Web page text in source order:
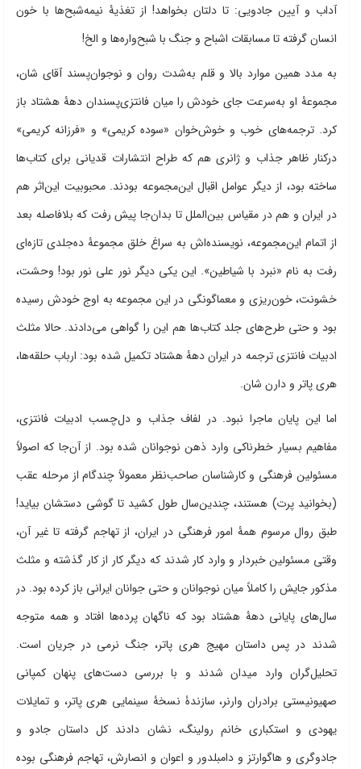
آداب و آیین جادویی: تا دلتان بخواهد! از تغذیۀ نیمه‌شبح‌ها با خون
انسان گرفته تا مسابقات اشباح و جنگ با شبح‌واره‌ها و الخ!
به مدد همین موارد بالا و قلم به‌شدت روان و نوجوان‌پسند آقای شان،
مجموعۀ او به‌سرعت جای خودش را میان فانتزی‌پسندان دهۀ هشتاد باز
کرد. ترجمه‌های خوب و خوش‌خوان «سوده کریمی» و «فرزانه کریمی»
درکنار ظاهر جذاب و ژانری هم که طراح انتشارات قدیانی برای کتاب‌ها
ساخته بود، از دیگر عوامل اقبال این‌مجموعه بودند. محبوبیت این‌اثر هم
در ایران و هم در مقیاس بین‌الملل تا بدان‌جا پیش رفت که بلافاصله بعد
از اتمام این‌مجموعه، نویسنده‌اش به سراغ خلق مجموعۀ ده‌جلدی تازه‌ای
رفت به نام «نبرد با شیاطین». این یکی دیگر نور علی نور بود! وحشت،
خشونت، خون‌ریزی و معماگونگی در این مجموعه به اوج خودش رسیده
بود و حتی طرح‌های جلد کتاب‌ها هم این را گواهی می‌دادند. حالا مثلث
ادبیات فانتزی ترجمه در ایران دهۀ هشتاد تکمیل شده بود: ارباب حلقه‌ها،
هری پاتر و دارن شان.
اما این پایان ماجرا نبود. در لفاف جذاب و دل‌چسب ادبیات فانتزی،
مفاهیم بسیار خطرناکی وارد ذهن نوجوانان شده بود. از آن‌جا که اصولاً
مسئولین فرهنگی و کارشناسان صاحب‌نظر معمولاً چندگام از مرحله عقب
(بخوانید پرت) هستند، چندین‌سال طول کشید تا گوشی دستشان بیاید!
طبق روال مرسوم همۀ امور فرهنگی در ایران، از تهاجم گرفته تا غیر آن،
وقتی مسئولین خبردار و وارد کار شدند که دیگر کار از کار گذشته و مثلث
مذکور جایش را کاملاً میان نوجوانان و حتی جوانان ایرانی باز کرده بود. در
سال‌های پایانی دهۀ هشتاد بود که ناگهان پرده‌ها افتاد و همه متوجه
شدند در پس داستان مهیج هری پاتر، جنگ نرمی در جریان است.
تحلیل‌گران وارد میدان شدند و با بررسی دست‌های پنهان کمپانی
صهیونیستی برادران وارنر، سازندۀ نسخۀ سینمایی هری پاتر، و تمایلات
یهودی و استکباری خانم رولینگ، نشان دادند کل داستان جادو و
جادوگری و هاگوارتز و دامبلدور و اعوان و انصارش، تهاجم فرهنگی بوده